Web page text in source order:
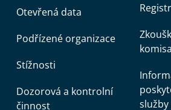
Otevřená data
Podřízené organizace
Stížnosti
Dozorová a kontrolní
činnost